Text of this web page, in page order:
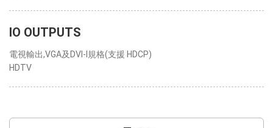
IO OUTPUTS
電視輸出,VGA及DVI-I規格(支援 HDCP)
HDTV